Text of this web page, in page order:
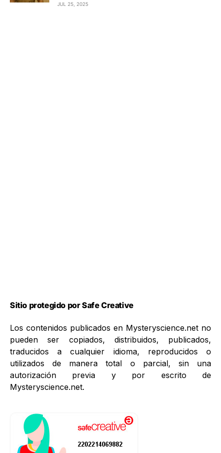
JUL 25, 2025
Sitio protegido por Safe Creative
Los contenidos publicados en Mysteryscience.net no
pueden ser copiados, distribuidos, publicados,
traducidos a cualquier idioma, reproducidos o
utilizados de manera total o parcial, sin una
autorización previa y por escrito de
Mysteryscience.net.